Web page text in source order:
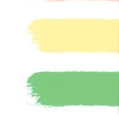
Astuces